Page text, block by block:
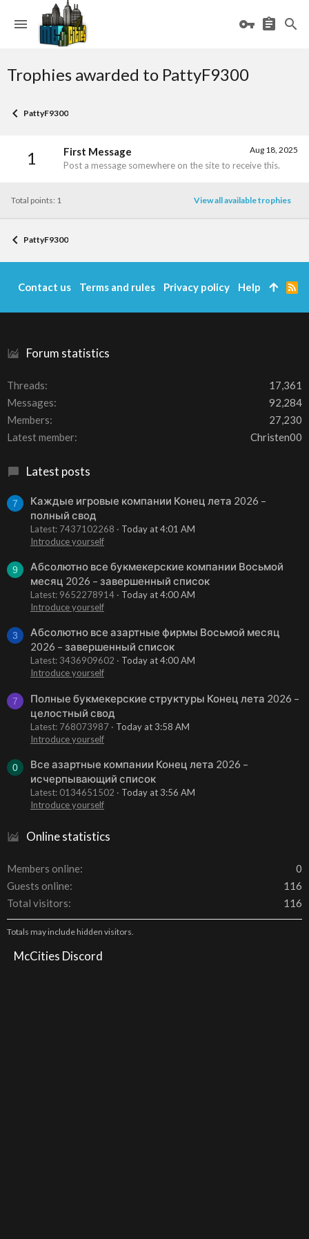
Trophies awarded to PattyF9300
PattyF9300
1 Aug 18, 2025
First Message
Post a message somewhere on the site to receive this.
Total points: 1 View all available trophies
PattyF9300
Forum statistics
Threads
17,361
Messages
92,284
Members
27,230
Latest member
Christen00
Latest posts
7
Каждые игровые компании Конец лета 2026 –
полный свод
Latest: 7437102268
Today at 4:01 AM
Introduce yourself
9
Абсолютно все букмекерские компании Восьмой
месяц 2026 – завершенный список
Latest: 9652278914
Today at 4:00 AM
Introduce yourself
3
Абсолютно все азартные фирмы Восьмой месяц
2026 – завершенный список
Latest: 3436909602
Today at 4:00 AM
Introduce yourself
7
Полные букмекерские структуры Конец лета 2026 –
целостный свод
Latest: 768073987
Today at 3:58 AM
Introduce yourself
0
Все азартные компании Конец лета 2026 –
исчерпывающий список
Latest: 0134651502
Today at 3:56 AM
Introduce yourself
Online statistics
Members online
0
Guests online
116
Total visitors
116
Totals may include hidden visitors.
McCities Discord
Contact us Terms and rules Privacy policy Help
R
S